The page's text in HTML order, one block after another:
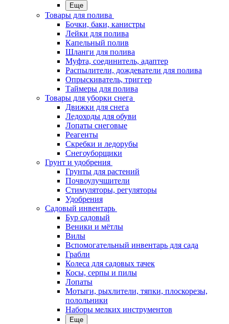
Еще
Товары для полива
Бочки, баки, канистры
Лейки для полива
Капельный полив
Шланги для полива
Муфта, соединитель, адаптер
Распылители, дождеватели для полива
Опрыскиватель, триггер
Таймеры для полива
Товары для уборки снега
Движки для снега
Ледоходы для обуви
Лопаты снеговые
Реагенты
Скребки и ледорубы
Снегоуборщики
Грунт и удобрения
Грунты для растений
Почвоулучшители
Стимуляторы, регуляторы
Удобрения
Садовый инвентарь
Бур садовый
Веники и мётлы
Вилы
Вспомогательный инвентарь для сада
Грабли
Колеса для садовых тачек
Косы, серпы и пилы
Лопаты
Мотыги, рыхлители, тяпки, плоскорезы,
полольники
Наборы мелких инструментов
Еще